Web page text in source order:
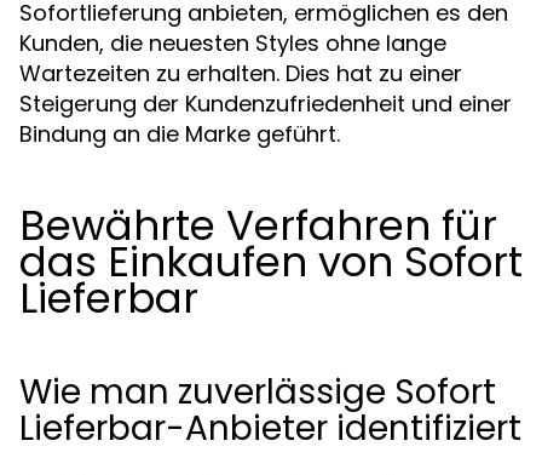
Sofortlieferung anbieten, ermöglichen es den
Kunden, die neuesten Styles ohne lange
Wartezeiten zu erhalten. Dies hat zu einer
Steigerung der Kundenzufriedenheit und einer
Bindung an die Marke geführt.
Bewährte Verfahren für
das Einkaufen von Sofort
Lieferbar
Wie man zuverlässige Sofort
Lieferbar-Anbieter identifiziert